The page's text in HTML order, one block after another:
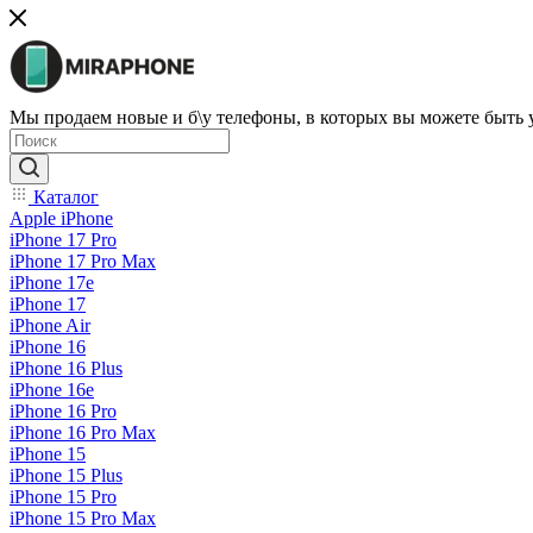
Мы продаем новые и б\у телефоны, в которых вы можете быть
Каталог
Apple iPhone
iPhone 17 Pro
iPhone 17 Pro Max
iPhone 17e
iPhone 17
iPhone Air
iPhone 16
iPhone 16 Plus
iPhone 16e
iPhone 16 Pro
iPhone 16 Pro Max
iPhone 15
iPhone 15 Plus
iPhone 15 Pro
iPhone 15 Pro Max